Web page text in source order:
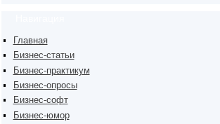
Главная
Бизнес-статьи
Бизнес-практикум
Бизнес-опросы
Бизнес-софт
Бизнес-юмор